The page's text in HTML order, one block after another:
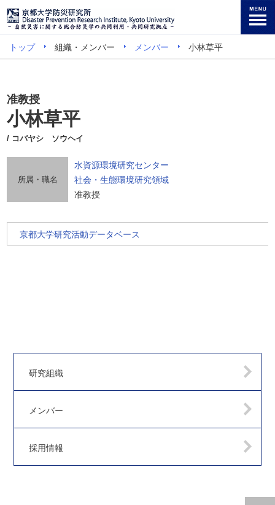
トップ 組織・メンバー メンバー 小林草平
准教授
小林草平
/ コバヤシ ソウヘイ
所属・職名
水資源環境研究センター
社会・生態環境研究領域
准教授
京都大学研究活動データベース
研究組織
メンバー
採用情報